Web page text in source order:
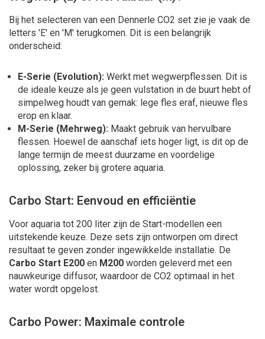
Bij het selecteren van een Dennerle CO2 set zie je vaak de
letters 'E' en 'M' terugkomen. Dit is een belangrijk
onderscheid:
E-Serie (Evolution): Werkt met wegwerpflessen. Dit is
de ideale keuze als je geen vulstation in de buurt hebt of
simpelweg houdt van gemak: lege fles eraf, nieuwe fles
erop en klaar.
M-Serie (Mehrweg): Maakt gebruik van hervulbare
flessen. Hoewel de aanschaf iets hoger ligt, is dit op de
lange termijn de meest duurzame en voordelige
oplossing, zeker bij grotere aquaria.
Carbo Start: Eenvoud en efficiëntie
Voor aquaria tot 200 liter zijn de Start-modellen een
uitstekende keuze. Deze sets zijn ontworpen om direct
resultaat te geven zonder ingewikkelde installatie. De
Carbo Start E200 en M200 worden geleverd met een
nauwkeurige diffusor, waardoor de CO2 optimaal in het
water wordt opgelost.
Carbo Power: Maximale controle